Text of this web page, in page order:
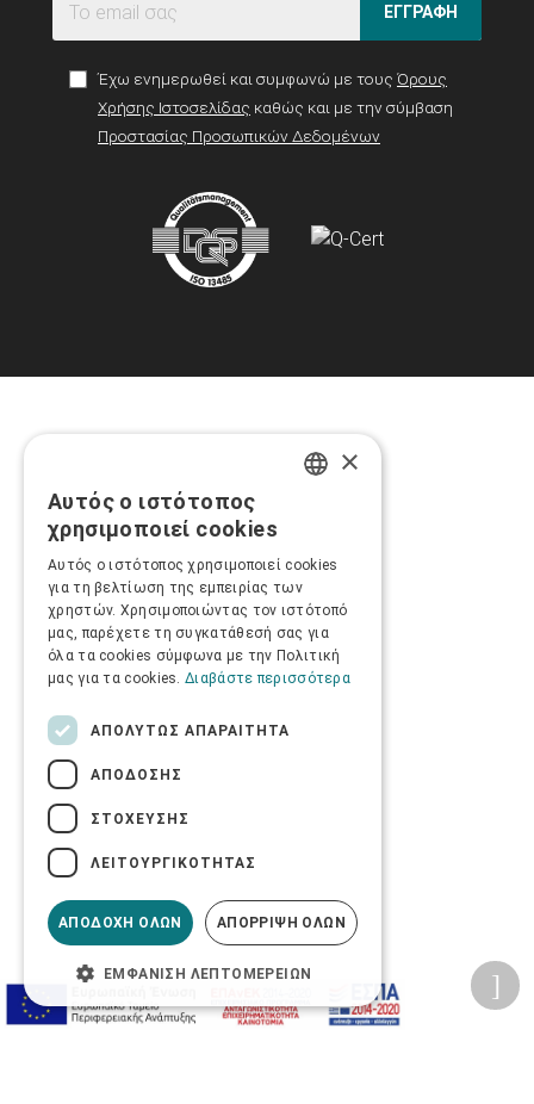
ΕΓΓΡΑΦΗ
Έχω ενημερωθεί και συμφωνώ με τους Όρους
Χρήσης Ιστοσελίδας καθώς και με την σύμβαση
Προστασίας Προσωπικών Δεδομένων
×
Αυτός ο ιστότοπος
χρησιμοποιεί cookies
Αυτός ο ιστότοπος χρησιμοποιεί cookies
για τη βελτίωση της εμπειρίας των
χρηστών. Χρησιμοποιώντας τον ιστότοπό
μας, παρέχετε τη συγκατάθεσή σας για
όλα τα cookies σύμφωνα με την Πολιτική
μας για τα cookies. Διαβάστε περισσότερα
ΑΠΟΛΎΤΩΣ ΑΠΑΡΑΊΤΗΤΑ
ΑΠΌΔΟΣΗΣ
ΣΤΌΧΕΥΣΗΣ
ΛΕΙΤΟΥΡΓΙΚΌΤΗΤΑΣ
ΑΠΟΔΟΧΉ ΌΛΩΝ ΑΠΌΡΡΙΨΗ ΌΛΩΝ
ΕΜΦΆΝΙΣΗ ΛΕΠΤΟΜΕΡΕΙΏΝ